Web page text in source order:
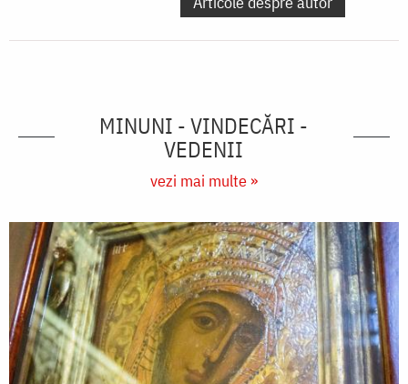
MINUNI - VINDECĂRI -
VEDENII
vezi mai multe »